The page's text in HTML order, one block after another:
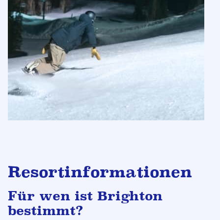
Resortinformationen
Für wen ist Brighton
bestimmt?